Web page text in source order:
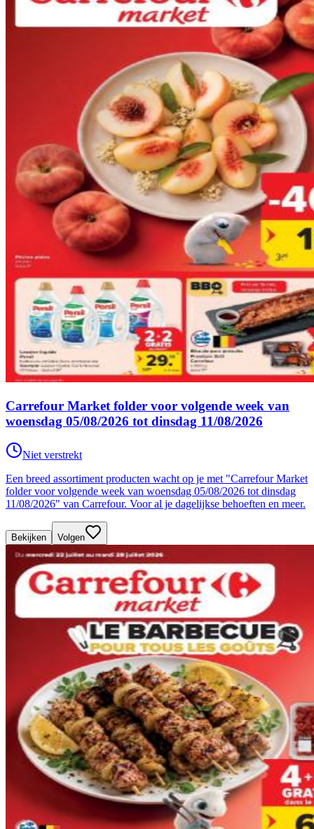
Carrefour Market folder voor volgende week van
woensdag 05/08/2026 tot dinsdag 11/08/2026
Niet verstrekt
Een breed assortiment producten wacht op je met "Carrefour Market
folder voor volgende week van woensdag 05/08/2026 tot dinsdag
11/08/2026" van Carrefour. Voor al je dagelijkse behoeften en meer.
Bekijken Volgen